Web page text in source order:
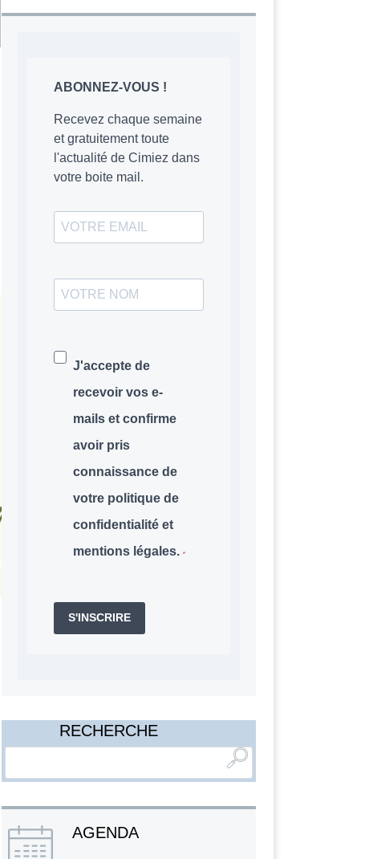
ABONNEZ-VOUS !
Recevez chaque semaine
et gratuitement toute
l'actualité de Cimiez dans
votre boite mail.
J'accepte de
recevoir vos e-
mails et confirme
avoir pris
connaissance de
votre politique de
confidentialité et
mentions légales.
S'INSCRIRE
RECHERCHE
AGENDA